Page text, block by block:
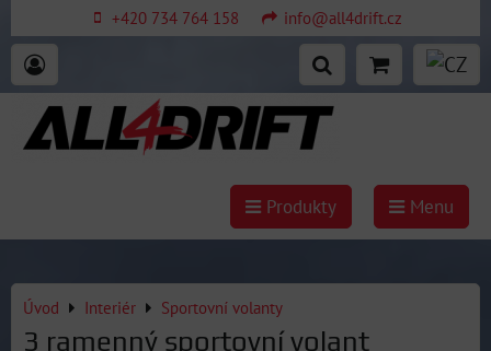
+420 734 764 158 info@all4drift.cz
Produkty Menu
Úvod Interiér Sportovní volanty
3 ramenný sportovní volant